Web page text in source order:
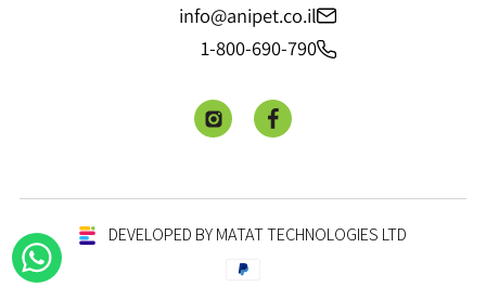
info@anipet.co.il
1-800-690-790
פייסבוקאינסטגרם
DEVELOPED BY MATAT TECHNOLOGIES LTD